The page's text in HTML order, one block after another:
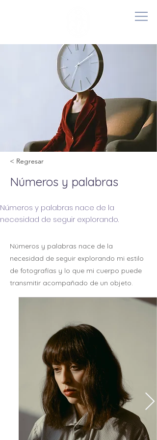
< Regresar
Números y palabras
Números y palabras nace de la
necesidad de seguir explorando.
Números y palabras nace de la
necesidad de seguir explorando mi estilo
de fotografías y lo que mi cuerpo puede
transmitir acompañado de un objeto.